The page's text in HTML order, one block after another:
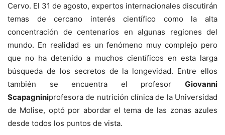
Cervo. El 31 de agosto, expertos internacionales discutirán
temas de cercano interés científico como la alta
concentración de centenarios en algunas regiones del
mundo. En realidad es un fenómeno muy complejo pero
que no ha detenido a muchos científicos en esta larga
búsqueda de los secretos de la longevidad. Entre ellos
también se encuentra el profesor Giovanni
Scapagniniprofesora de nutrición clínica de la Universidad
de Molise, optó por abordar el tema de las zonas azules
desde todos los puntos de vista.